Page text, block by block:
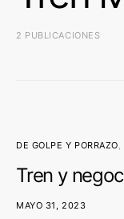
2 PUBLICACIONES
DE GOLPE Y PORRAZO
Tren y
MAYO 31, 2023